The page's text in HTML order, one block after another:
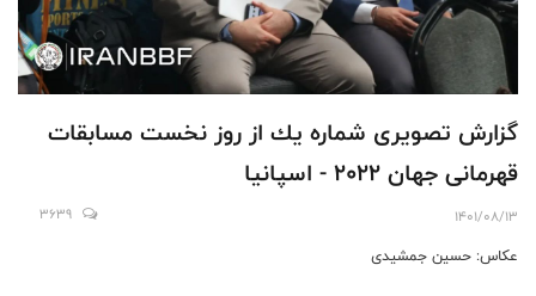
گزارش تصويرى شماره يك از روز نخست مسابقات
قهرمانى جهان ٢٠٢٢ - اسپانيا
1401/08/13
3639
عكاس: حسين جمشيدى